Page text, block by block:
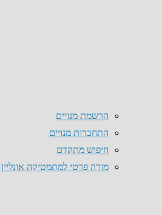
הרשמת מנויים
התחברות מנויים
חיפוש מתקדם
מורה פרטי למתמטיקה אונליין